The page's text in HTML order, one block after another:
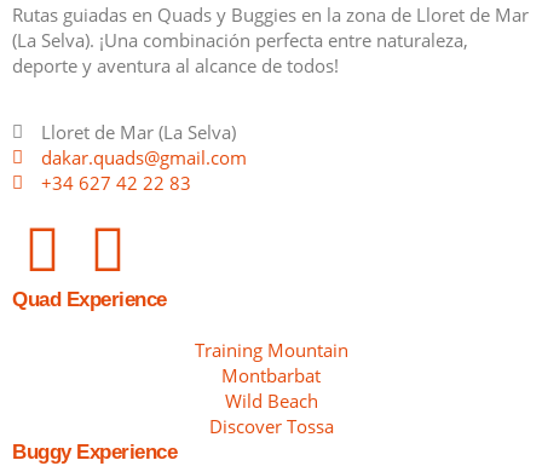
Rutas guiadas en Quads y Buggies en la zona de Lloret de Mar
(La Selva). ¡Una combinación perfecta entre naturaleza,
deporte y aventura al alcance de todos!
Lloret de Mar (La Selva)
dakar.quads@gmail.com
+34 627 42 22 83
Quad Experience
Training Mountain
Montbarbat
Wild Beach
Discover Tossa
Buggy Experience